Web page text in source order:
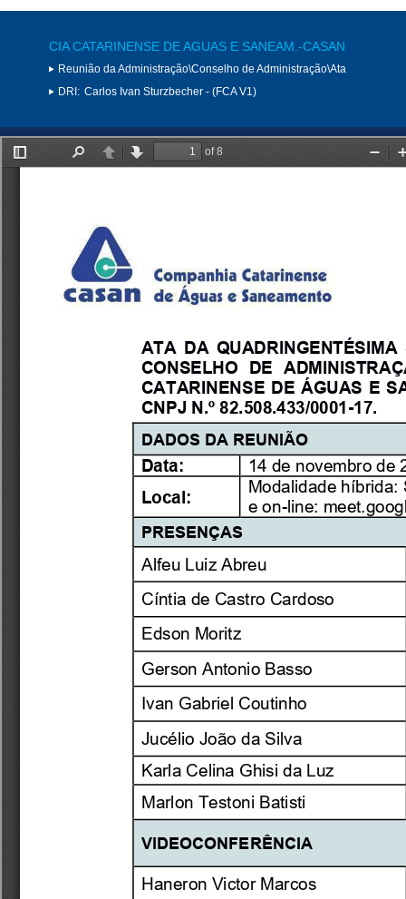
CIA CATARINENSE DE AGUAS E SANEAM.-CASAN
Reunião da Administração\Conselho de Administração\Ata
DRI: Carlos Ivan Sturzbecher - (FCA V1)